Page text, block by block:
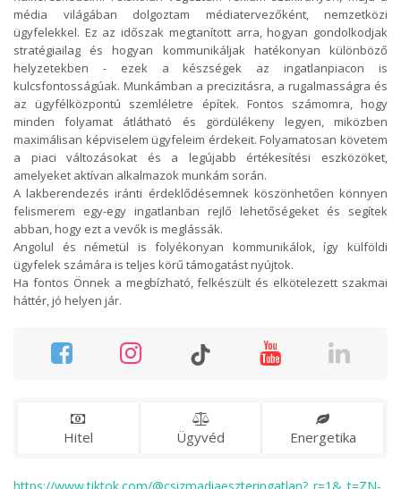
média világában dolgoztam médiatervezőként, nemzetközi
ügyfelekkel. Ez az időszak megtanított arra, hogyan gondolkodjak
stratégiailag és hogyan kommunikáljak hatékonyan különböző
helyzetekben - ezek a készségek az ingatlanpiacon is
kulcsfontosságúak. Munkámban a precizitásra, a rugalmasságra és
az ügyfélközpontú szemléletre építek. Fontos számomra, hogy
minden folyamat átlátható és gördülékeny legyen, miközben
maximálisan képviselem ügyfeleim érdekeit. Folyamatosan követem
a piaci változásokat és a legújabb értékesítési eszközöket,
amelyeket aktívan alkalmazok munkám során.
A lakberendezés iránti érdeklődésemnek köszönhetően könnyen
felismerem egy-egy ingatlanban rejlő lehetőségeket és segítek
abban, hogy ezt a vevők is meglássák.
Angolul és németül is folyékonyan kommunikálok, így külföldi
ügyfelek számára is teljes körű támogatást nyújtok.
Ha fontos Önnek a megbízható, felkészült és elkötelezett szakmai
háttér, jó helyen jár.
Hitel Ügyvéd Energetika